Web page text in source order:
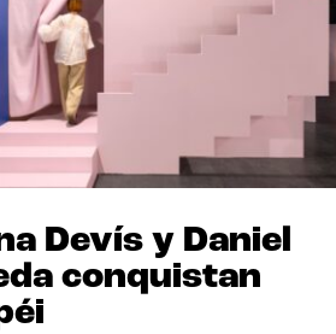
Devís y Daniel
conquistan